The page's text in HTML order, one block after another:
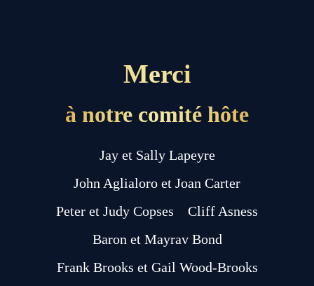
Merci
à notre comité hôte
Jay et Sally Lapeyre
John Aglialoro et Joan Carter
Peter et Judy Copses
Cliff Asness
Baron et Mayrav Bond
Frank Brooks et Gail Wood-Brooks